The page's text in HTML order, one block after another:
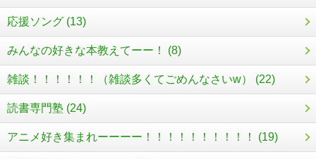
応援ソング (13)
みんなの好きな本教えてーー！ (8)
雑談！！！！！！（雑談多くてごめんなさいw） (22)
読書専門塾 (24)
アニメ好き集まれーーーー！！！！！！！！！！ (19)